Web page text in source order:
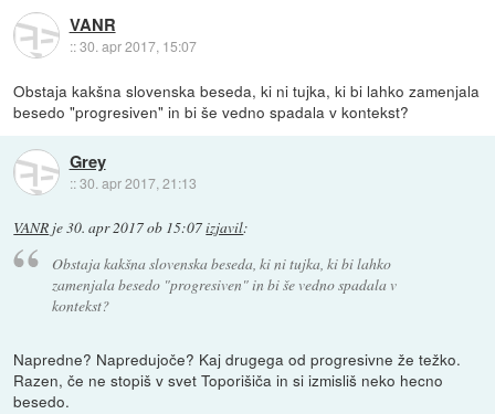
VANR
::30. apr 2017, 15:07
Obstaja kakšna slovenska beseda, ki ni tujka, ki bi lahko zamenjala
besedo "progresiven" in bi še vedno spadala v kontekst?
Grey
::30. apr 2017, 21:13
VANR je30. apr 2017 ob 15:07izjavil:
Obstaja kakšna slovenska beseda, ki ni tujka, ki bi lahko
zamenjala besedo "progresiven" in bi še vedno spadala v
kontekst?
Napredne? Napredujoče? Kaj drugega od progresivne že težko.
Razen, če ne stopiš v svet Toporišiča in si izmisliš neko hecno
besedo.